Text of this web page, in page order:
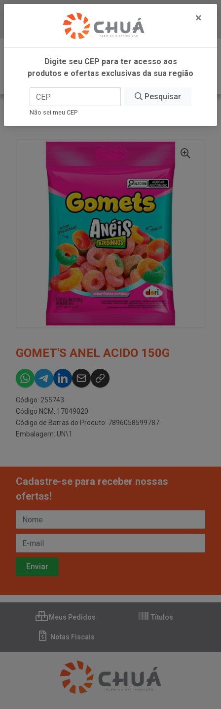
Baixe já nosso APP
0
INÍCIO
DORI -SM
GOMET'S ANEL ACIDO 150G
Código: 255743
Código NCM: 17049020
Código de Barras do Produto: 7896058599787
Embalagem: UN\1
Cadastre-se para receber nossas
ofertas!
Meus Pedidos Títulos
Notas Fiscais
×
Digite seu CEP para ter acesso aos
produtos e ofertas exclusivas da sua região
Pesquisar
Não sei meu CEP